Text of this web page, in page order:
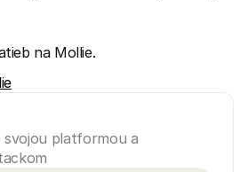
na Mollie.
svojou platformou a